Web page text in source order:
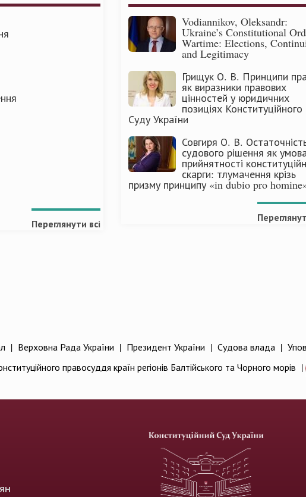
Переглянути всі
Vodiannikov, Oleksandr:
Ukraine’s Constitutional
Wartime: Elections,
and Legitimacy
Грищук О. В. Принципи
як виразники правових
цінностей у юридичних
позиціях Конституційного
Суду України
Совгиря О. В.
судового рішення як
прийнятності
скарги: тлумачення крізь
призму принципу «in dubio pro
| Верховна Рада України | Президент України | Судова влада |
правосуддя країн регіонів Балтійського та Чорного морів |